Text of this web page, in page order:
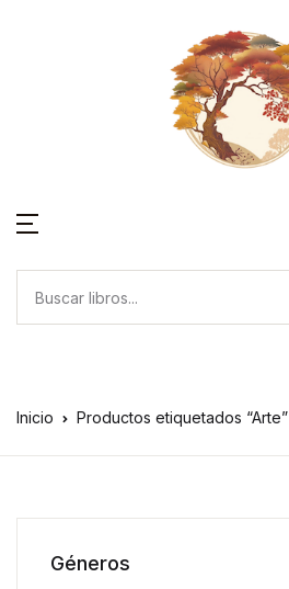
Inicio Productos etiquetados “Arte”
Géneros